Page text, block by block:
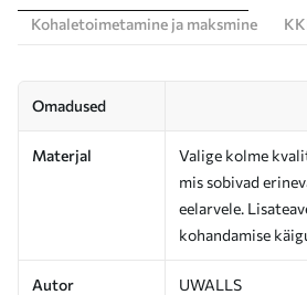
Kohaletoimetamine ja maksmine
Omadused
Materjal
Valige kolme
mis sobivad
eelarvele.
kohandamise
Autor UWALLS